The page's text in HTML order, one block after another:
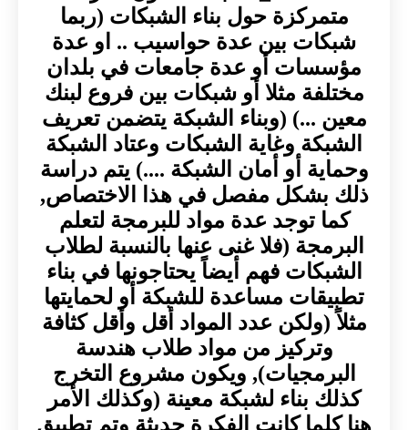
متمركزة حول بناء الشبكات (ربما
شبكات بين عدة حواسيب .. او عدة
مؤسسات أو عدة جامعات في بلدان
مختلفة مثلا أو شبكات بين فروع لبنك
معين ...) (وبناء الشبكة يتضمن تعريف
الشبكة وغاية الشبكات وعتاد الشبكة
وحماية أو أمان الشبكة ....) يتم دراسة
ذلك بشكل مفصل في هذا الاختصاص,
كما توجد عدة مواد للبرمجة لتعلم
البرمجة (فلا غنى عنها بالنسبة لطلاب
الشبكات فهم أيضاً يحتاجونها في بناء
تطبيقات مساعدة للشبكة أو لحمايتها
مثلاً (ولكن عدد المواد أقل وأقل كثافة
وتركيز من مواد طلاب هندسة
البرمجيات), ويكون مشروع التخرج
كذلك بناء لشبكة معينة (وكذلك الأمر
هنا كلما كانت الفكرة حديثة وتم تطبيق